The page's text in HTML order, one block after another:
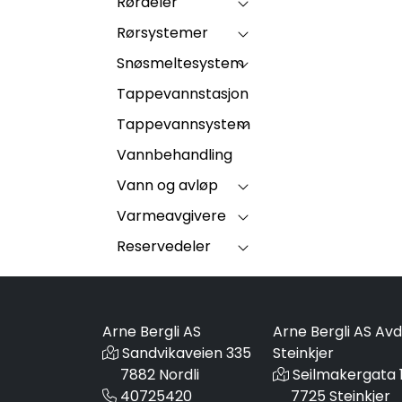
Rørsystemer
Snøsmeltesystem
Tappevannstasjon
Tappevannsystem
Vannbehandling
Vann og avløp
Varmeavgivere
Reservedeler
Arne Bergli AS
Sandvikaveien 335
7882 Nordli
40725420
Arne Bergli AS Avd
Steinkjer
Seilmakergata
7725 Steinkjer